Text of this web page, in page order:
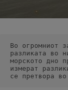
Во огромниот
разликата во
морското дно
измерат
се претвора